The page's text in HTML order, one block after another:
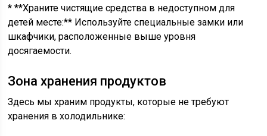
* **Храните чистящие средства в недоступном для
детей месте:** Используйте специальные замки или
шкафчики, расположенные выше уровня
досягаемости.
Зона хранения продуктов
Здесь мы храним продукты, которые не требуют
хранения в холодильнике: